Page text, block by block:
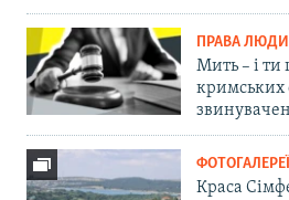
ПРАВА
Мить – і
кримських
ФОТОГАЛЕРЕЇ
Краса